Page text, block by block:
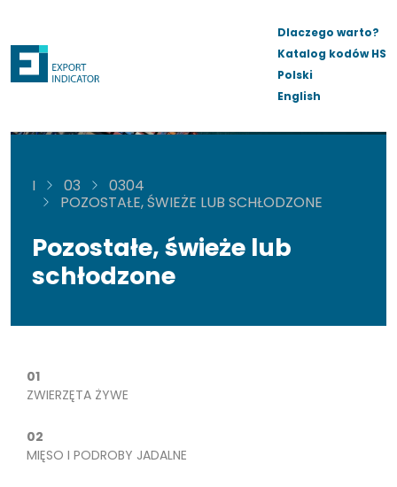
Dlaczego warto?
Katalog kodów HS
Polski
English
I 03
0304
POZOSTAŁE, ŚWIEŻE LUB SCHŁODZONE
Pozostałe, świeże lub
schłodzone
01
ZWIERZĘTA ŻYWE
02
MIĘSO I PODROBY JADALNE